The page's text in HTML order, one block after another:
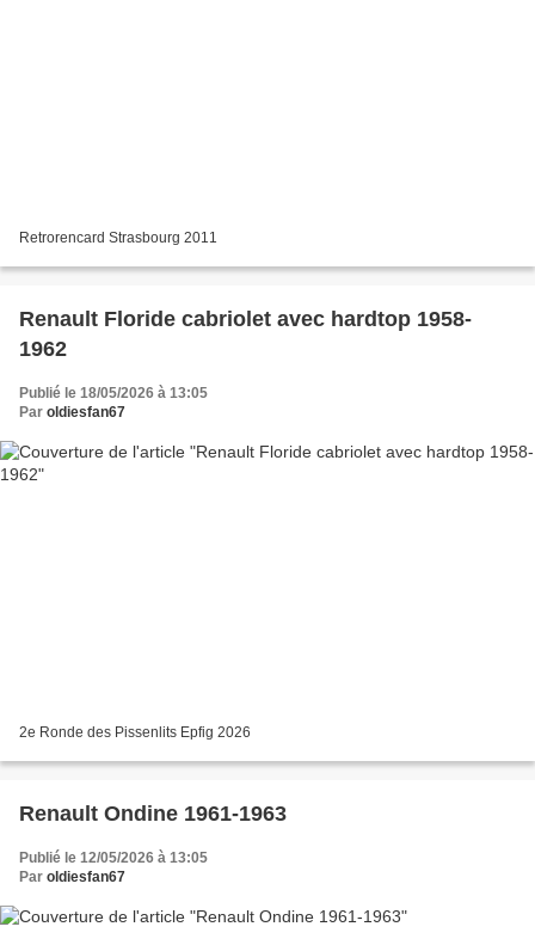
Retrorencard Strasbourg 2011
Renault Floride cabriolet avec hardtop 1958-
1962
Publié le 18/05/2026 à 13:05
Par oldiesfan67
2e Ronde des Pissenlits Epfig 2026
Renault Ondine 1961-1963
Publié le 12/05/2026 à 13:05
Par oldiesfan67